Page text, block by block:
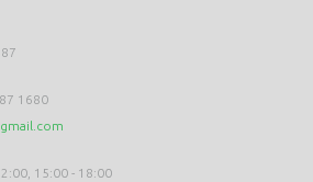
1680
15:00 - 18:00